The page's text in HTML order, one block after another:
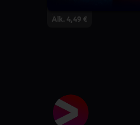
Alk. 4,49 €